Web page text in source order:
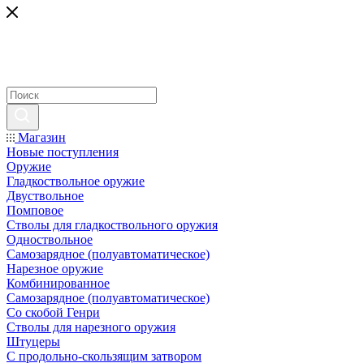
Магазин
Новые поступления
Оружие
Гладкоствольное оружие
Двуствольное
Помповое
Стволы для гладкоствольного оружия
Одноствольное
Самозарядное (полуавтоматическое)
Нарезное оружие
Комбинированное
Самозарядное (полуавтоматическое)
Со скобой Генри
Стволы для нарезного оружия
Штуцеры
С продольно-скользящим затвором